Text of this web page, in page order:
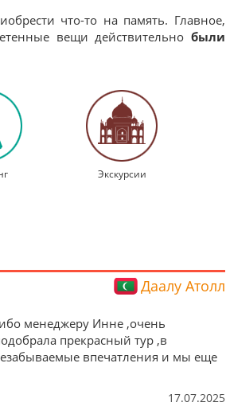
что-то на память. Главное,
вещи действительно были
Экскурсии
Даалу Атолл
менеджеру Инне ,очень
прекрасный тур ,в
впечатления и мы еще
17.07.2025